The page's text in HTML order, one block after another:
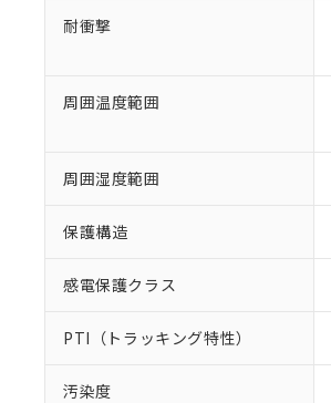
耐衝撃
周囲温度範囲
周囲湿度範囲
保護構造
感電保護クラス
PTI（トラッキング特性）
汚染度